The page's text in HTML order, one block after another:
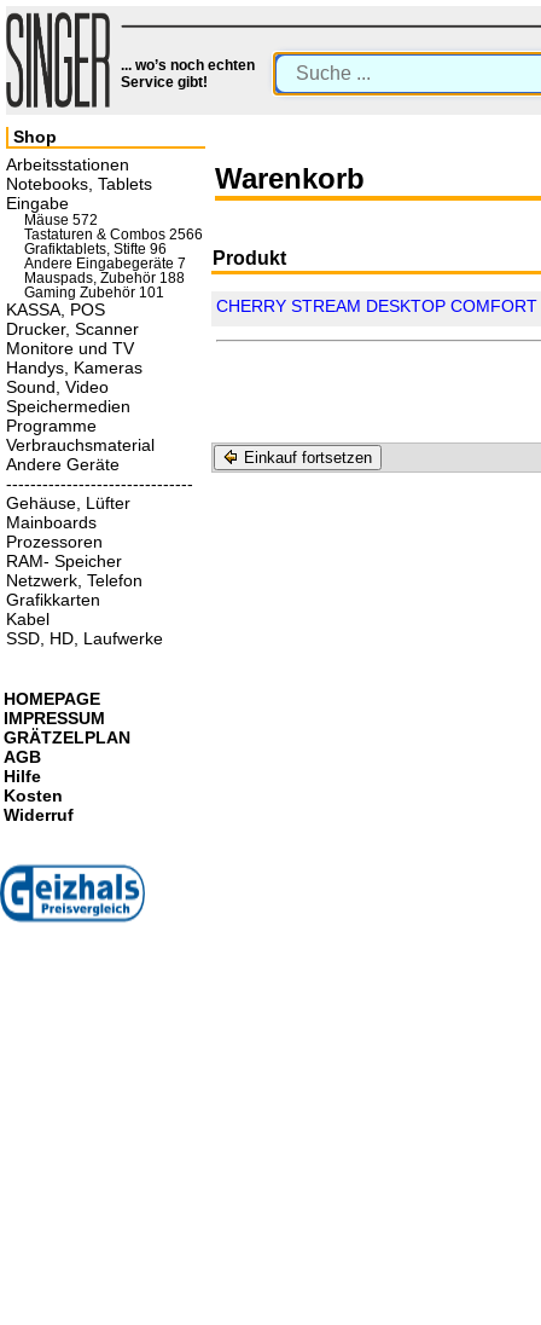
... wo’s noch echten
Service gibt!
Warenkorb
Produkt
CHERRY STREAM DESKTOP COMFORT
Einkauf fortsetzen
Shop
Arbeitsstationen
Notebooks, Tablets
Eingabe
Mäuse 572
Tastaturen & Combos 2566
Grafiktablets, Stifte 96
Andere Eingabegeräte 7
Mauspads, Zubehör 188
Gaming Zubehör 101
KASSA, POS
Drucker, Scanner
Monitore und TV
Handys, Kameras
Sound, Video
Speichermedien
Programme
Verbrauchsmaterial
Andere Geräte
-------------------------------
Gehäuse, Lüfter
Mainboards
Prozessoren
RAM- Speicher
Netzwerk, Telefon
Grafikkarten
Kabel
SSD, HD, Laufwerke
HOMEPAGE
IMPRESSUM
GRÄTZELPLAN
AGB
Hilfe
Kosten
Widerruf